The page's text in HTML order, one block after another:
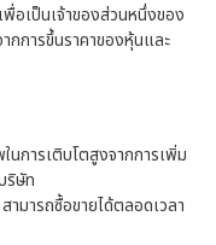
อเป็นเจ้าของส่วนหนึ่งของ
กการขึ้นราคาของหุ้นและ
นการเติบโตสูงจากการเพิ่ม
ริษัท
มารถซื้อขายได้ตลอดเวลา